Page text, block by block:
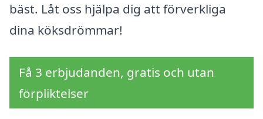
bäst. Låt oss hjälpa dig att förverkliga
dina köksdrömmar!
Få 3 erbjudanden, gratis och utan
förpliktelser